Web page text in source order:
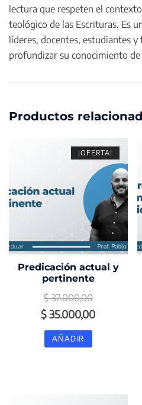
lectura que respeten el
teológico de las Escrituras. Es
líderes, docentes, estudiantes
profundizar su conocimiento de
Productos
¡OFERTA!
Predicación actual y
pertinente
$37.000,00
El
precio
original
$35.000,00El
AÑADIR